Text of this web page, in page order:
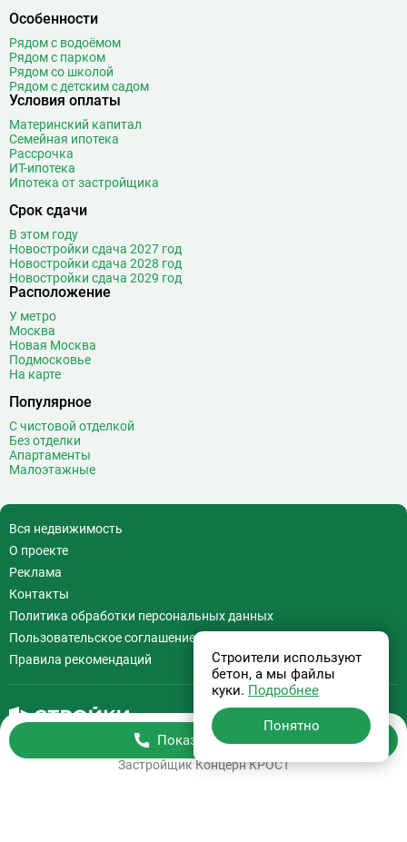
Показать телефон
Застройщик Концерн КРОСТ
Особенности
Рядом с водоёмом
Рядом с парком
Рядом со школой
Рядом с детским садом
Условия оплаты
Материнский капитал
Семейная ипотека
Рассрочка
ИТ-ипотека
Ипотека от застройщика
Срок сдачи
В этом году
Новостройки сдача 2027 год
Новостройки сдача 2028 год
Новостройки сдача 2029 год
Расположение
У метро
Москва
Новая Москва
Подмосковье
На карте
Популярное
С чистовой отделкой
Без отделки
Апартаменты
Малоэтажные
Вся недвижимость
О проекте
Реклама
Контакты
Политика обработки персональных данных
Пользовательское соглашение
Правила рекомендаций
Бесплатная консультация
+7 (495) 308-07-97
Строители используют
бетон, а мы файлы
куки. Подробнее
Понятно